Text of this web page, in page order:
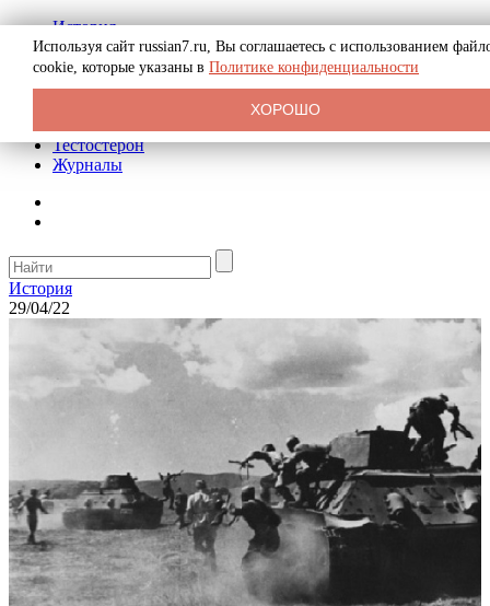
История
Биография
Криминал
Реклама на сайте
Тестостерон
Журналы
История
29/04/22
Используя сайт russian7.ru, Вы соглашаетесь с использованием
cookie, которые указаны в Политике конфиденциальности
ХОРОШО